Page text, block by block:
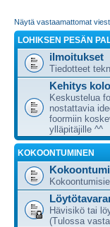
Näytä vastaamattomat
LOHIKSEN PESÄN
ilmoitukset
Tiedotteet
Kehitys kolo
Keskustelua
nostattavia
foormiin
ylläpitäjille ^^
KOKOONTUMINEN
Hävisikö tai
(Tulossa